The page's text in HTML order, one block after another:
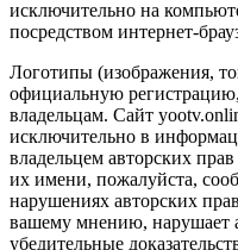
исключительно на
посредством интернет-
Логотипы (изображения,
официальную
владельцам. Сайт
исключительно в
владельцем авторских
их имени, пожалуйста,
нарушениях авторских
вашему мнению, нарушает
убедительные